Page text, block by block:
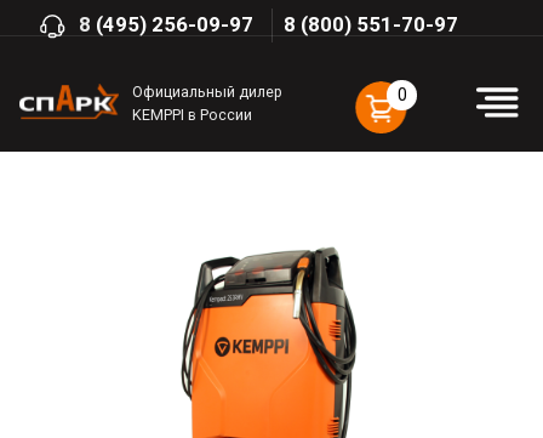
KEMPPI в России
8 (495) 256-09-97 8 (800) 551-70-97